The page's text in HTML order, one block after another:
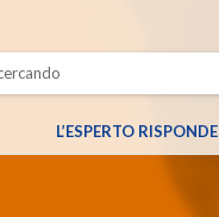
L’ESPERTO RISPONDE